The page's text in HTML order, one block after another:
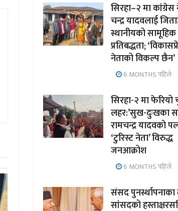
सिरहा–२ मा कांग्रेस
चन्द्र यादवलाई
स्थानीयको सामूहिक
प्रतिबद्धता;
नेताको विकल्प छैन’
6 MONTHS पहिले
सिरहा-२ मा फेरियो
लहर:’सुख-दुःखका
रामचन्द्र यादवको
‘टुरिस्ट नेता’ विरुद्ध
जनआक्रोश
6 MONTHS पहिले
संसद पुनर्स्थापनाका
सांसदको